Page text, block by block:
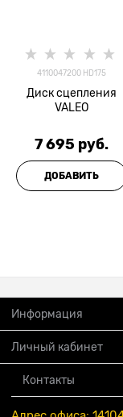
4110047200 HD175
Диск сцепления
VALEO
7 695 руб.
ДОБАВИТЬ
Информация
Личный кабинет
Контакты